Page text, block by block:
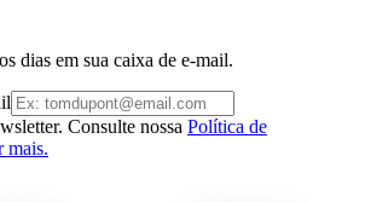
dias em sua caixa de e-mail.
Consulte nossa Política de
mais.